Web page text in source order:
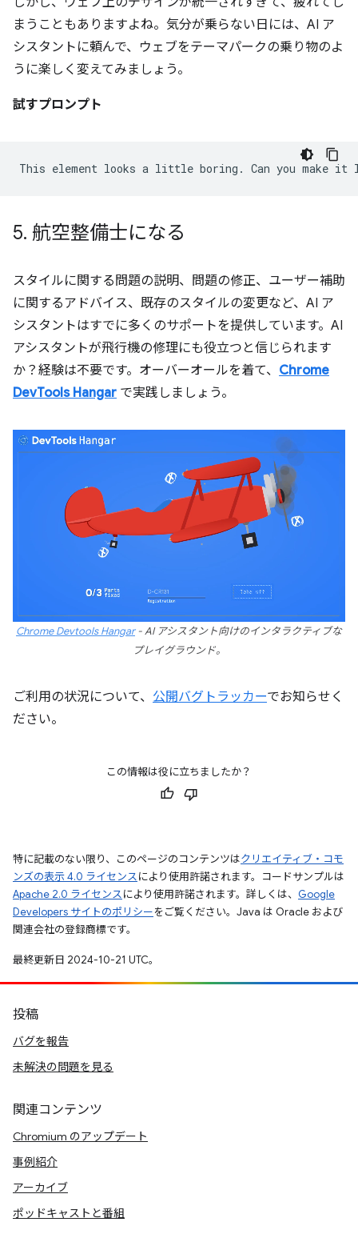
まうこともありますよね。気分が乗らない日には、AI ア
シスタントに頼んで、ウェブをテーマパークの乗り物のよ
うに楽しく変えてみましょう。
試すプロンプト
5. 航空整備士になる
スタイルに関する問題の説明、問題の修正、ユーザー補助
に関するアドバイス、既存のスタイルの変更など、AI ア
シスタントはすでに多くのサポートを提供しています。AI
アシスタントが飛行機の修理にも役立つと信じられます
か？経験は不要です。オーバーオールを着て、 Chrome
DevTools Hangar で実践しましょう。
Chrome Devtools Hangar- AI アシスタント向けのインタラクティブな
プレイグラウンド。
ご利用の状況について、 公開バグトラッカーでお知らせく
ださい。
この情報は役に立ちましたか？
特に記載のない限り、このページのコンテンツはクリエイティブ・コモ
ンズの表示 4.0 ライセンスにより使用許諾されます。コードサンプルは
Apache 2.0 ライセンスにより使用許諾されます。詳しくは、 Google
Developers サイトのポリシーをご覧ください。Java は Oracle および
関連会社の登録商標です。
最終更新日 2024-10-21 UTC。
投稿
バグを報告
未解決の問題を見る
関連コンテンツ
Chromium のアップデート
事例紹介
アーカイブ
ポッドキャストと番組